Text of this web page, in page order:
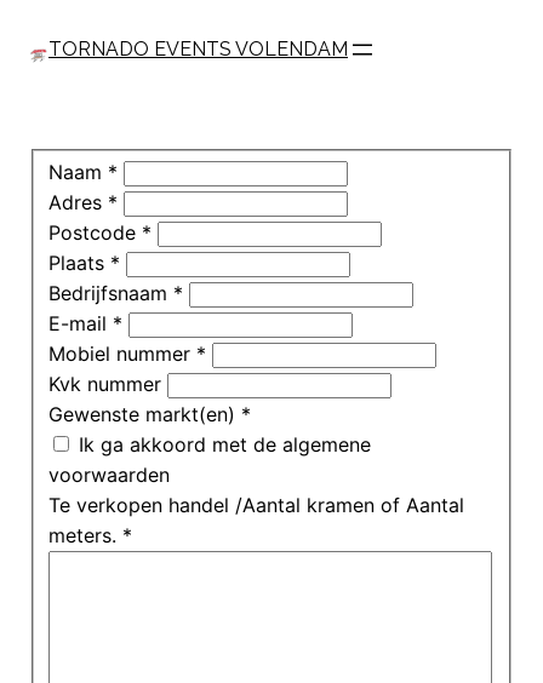
naar TORNADO EVENTS VOLENDAM
Naam *
Adres *
Postcode *
Plaats *
Bedrijfsnaam *
E-mail *
Mobiel nummer *
Kvk nummer
Gewenste markt(en) *
Ik ga akkoord met de algemene
voorwaarden
Te verkopen handel /Aantal kramen of Aantal
meters. *